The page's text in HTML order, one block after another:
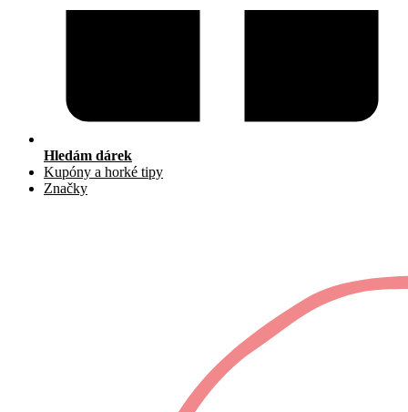
Hledám dárek
Kupóny a horké tipy
Značky